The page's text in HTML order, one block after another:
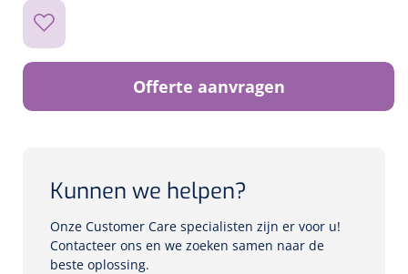
Biometers
Ultrasound biometers
Optische biometers
Fundus Cameras
Pachimeters
Offerte aanvragen
Kunnen we helpen?
Onze Customer Care specialisten zijn er voor u!
Contacteer ons en we zoeken samen naar de
beste oplossing.